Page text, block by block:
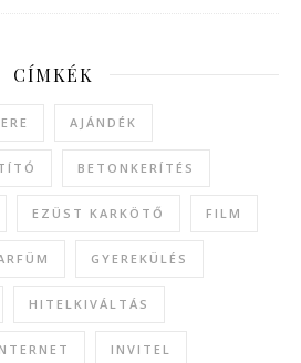
CÍMKÉK
AJÁNDÉK
BETONKERÍTÉS
EZÜST KARKÖTŐ FILM
GYEREKÜLÉS
HITELKIVÁLTÁS
INVITEL